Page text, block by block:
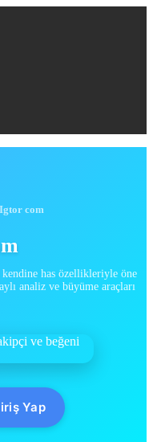
Igtor com
kendine has özellikleriyle öne
analiz ve büyüme araçları
Yap